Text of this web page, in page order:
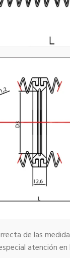
de las
atención en